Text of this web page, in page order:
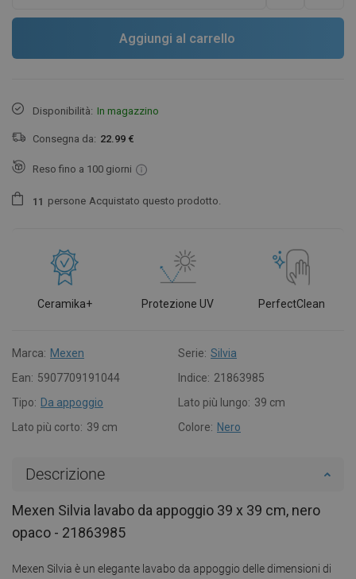
Aggiungi al carrello
Disponibilità: In magazzino
Consegna da: 22.99 €
Reso fino a 100 giorni
1 1 persone Acquistato questo prodotto.
Ceramika+ Protezione UV PerfectClean
Marca: Mexen Serie: Silvia
Ean: 5907709191044 Indice: 21863985
Tipo: Da appoggio Lato più lungo: 39 cm
Lato più corto: 39 cm Colore: Nero
Descrizione
Mexen Silvia lavabo da appoggio 39 x 39 cm, nero
opaco - 21863985
Mexen Silvia è un elegante lavabo da appoggio delle dimensioni di